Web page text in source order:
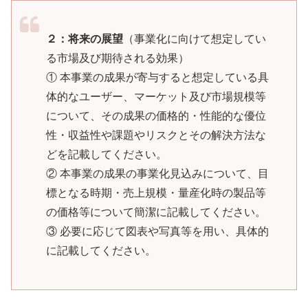
２：将来の展望 （事業化に向けて想定してい
る市場及び期待される効果）
① 本事業の成果が寄与すると想定している具
体的なユーザー、マーケット及び市場規模等
について、その成果の価格的・性能的な優位
性・収益性や課題やリスクとその解決方法な
どを記載してください。
② 本事業の成果の事業化見込みについて、目
標となる時期・売上規模・量産化時の製品等
の価格等について簡潔に記載してください。
③ 必要に応じて図表や写真等を用い、具体的
に記載してください。